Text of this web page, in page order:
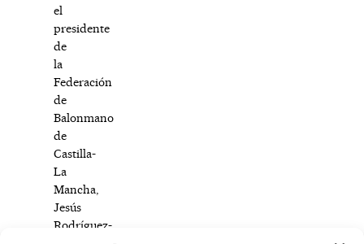
el
presidente
de
la
Federación
de
Balonmano
de
Castilla-
La
Mancha,
Jesús
Rodríguez-